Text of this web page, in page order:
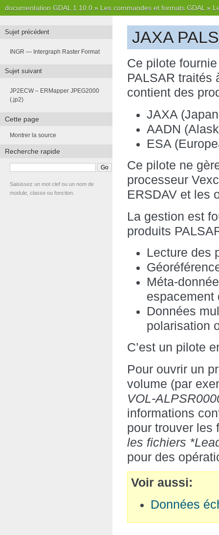
documentation GDAL 1.10.0 » Les commandes et formats GDAL »
JAXA
Ce pilote
PALSAR traités
contient des
JAXA
AADN
ESA
Ce pilote ne
processeur
ERSDAV et les
La gestion est
produits
Lecture des
Méta-
espacement
Données
polarisation
C’est un pilote
Pour ouvrir un
volume (par
VOL-
informations
pour trouver les
les fichiers
pour des
Voir aussi
Données
Sujet précédent
INGR — Intergraph Raster Format
Sujet suivant
JP2ECW – ERMapper JPEG2000
(.jp2)
Cette page
Montrer la source
Recherche rapide
Saisissez un mot clef ou un nom de
module, classe ou fonction.